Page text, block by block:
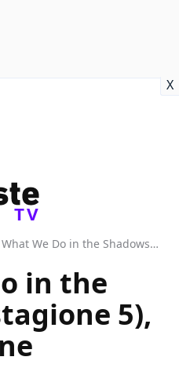
X
TV
What We Do in the Shadows (stagione 5), la recensione
in the
5),